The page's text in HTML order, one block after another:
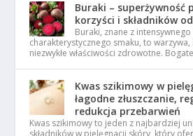
Buraki – superżywność
korzyści i składników
Buraki, znane z
charakterystycznego smaku, to
niezwykłe właściwości zdrowotne.
Kwas szikimowy w
łagodne złuszczanie,
redukcja przebarwień
Kwas szikimowy to jeden z najbardziej